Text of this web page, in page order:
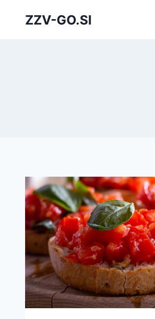
ZZV-GO.SI